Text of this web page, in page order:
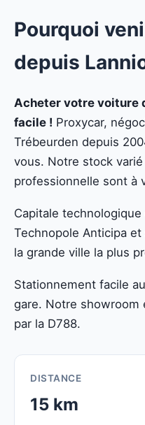
Pourquoi
depuis
Acheter votre voiture
facile ! Proxycar,
Trébeurden depuis
vous. Notre stock
professionnelle sont à
Capitale
Technopole Anticipa
la grande ville la plus
Stationnement facile
gare. Notre showroom
par la D788.
DISTANCE
15 km